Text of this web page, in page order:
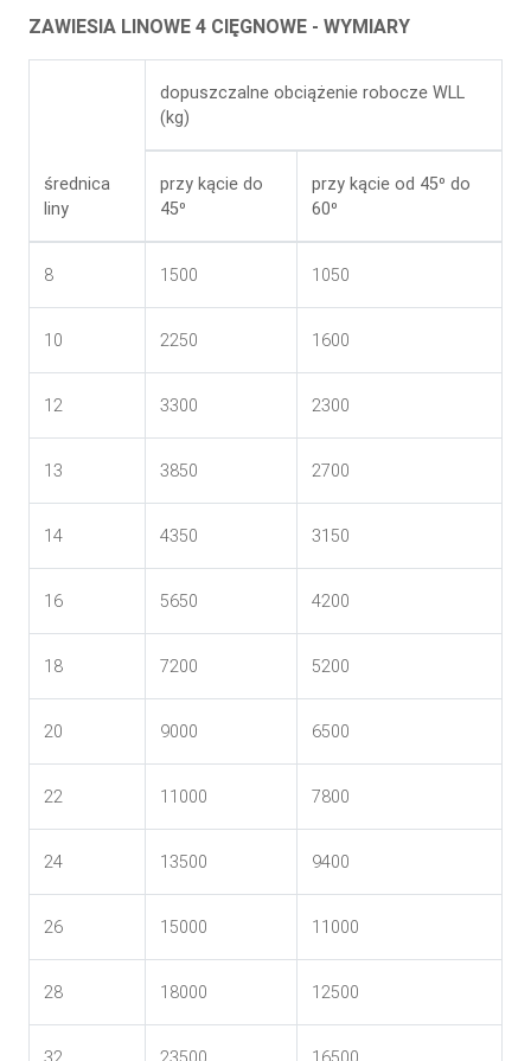
ZAWIESIA LINOWE 4 CIĘGNOWE - WYMIARY
średnica
liny
dopuszczalne obciążenie robocze WLL
(kg)
przy kącie do
45⁰
przy kącie od 45⁰ do
60⁰
8 1500 1050
10 2250 1600
12 3300 2300
13 3850 2700
14 4350 3150
16 5650 4200
18 7200 5200
20 9000 6500
22 11000 7800
24 13500 9400
26 15000 11000
28 18000 12500